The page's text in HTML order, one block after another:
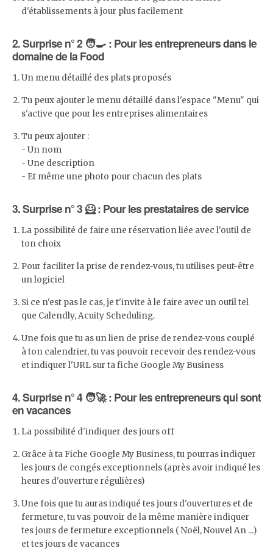
d'établissements à jour plus facilement
2. Surprise n° 2 🧑‍🍳 : Pour les entrepreneurs dans le
domaine de la Food
Un menu détaillé des plats proposés
Tu peux ajouter le menu détaillé dans l'espace "Menu" qui
s'active que pour les entreprises alimentaires
Tu peux ajouter :
- Un nom
- Une description
- Et même une photo pour chacun des plats
3. Surprise n° 3 🦸 : Pour les prestataires de service
La possibilité de faire une réservation liée avec l'outil de
ton choix
Pour faciliter la prise de rendez-vous, tu utilises peut-être
un logiciel
Si ce n'est pas le cas, je t'invite à le faire avec un outil tel
que Calendly, Acuity Scheduling.
Une fois que tu as un lien de prise de rendez-vous couplé
à ton calendrier, tu vas pouvoir recevoir des rendez-vous
et indiquer l'URL sur ta fiche Google My Business
4. Surprise n° 4 🧑‍🚀 : Pour les entrepreneurs qui sont
en vacances
La possibilité d'indiquer des jours off
Grâce à ta Fiche Google My Business, tu pourras indiquer
les jours de congés exceptionnels (après avoir indiqué les
heures d'ouverture régulières)
Une fois que tu auras indiqué tes jours d'ouvertures et de
fermeture, tu vas pouvoir de la même manière indiquer
tes jours de fermeture exceptionnels ( Noël, Nouvel An ...)
et tes jours de vacances